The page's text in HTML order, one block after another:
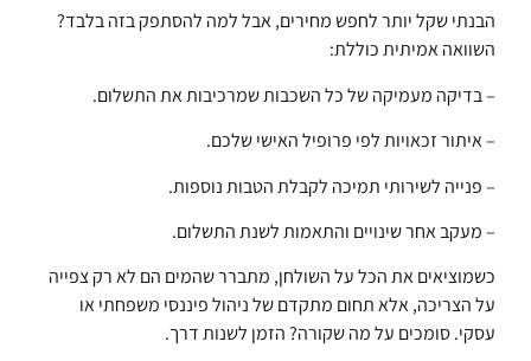
הבנתי שקל יותר לחפש מחירים, אבל למה להסתפק בזה בלבד?
השוואה אמיתית כוללת:
– בדיקה מעמיקה של כל השכבות שמרכיבות את התשלום.
– איתור זכאויות לפי פרופיל האישי שלכם.
– פנייה לשירותי תמיכה לקבלת הטבות נוספות.
– מעקב אחר שינויים והתאמות לשנת התשלום.
כשמוציאים את הכל על השולחן, מתברר שהמים הם לא רק צפייה
על הצריכה, אלא תחום מתקדם של ניהול פיננסי משפחתי או
עסקי. סומכים על מה שקורה? הזמן לשנות דרך.